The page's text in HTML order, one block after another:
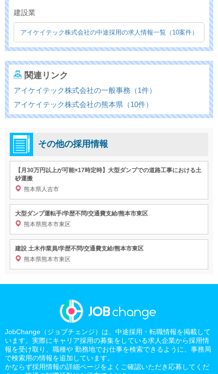
建設業
アイケイテック株式会社の中途採用の求人情報一覧（10案件）
関連リンク
アイケイテック株式会社の一般事務（1件）
アイケイテック株式会社の熊本県（10件）
その他の採用情報
【月30万円以上が可能×17時定時】大型ダンプでの道路工事における土
砂運搬
熊本県人吉市
大型ダンプ運転手/学歴不問/交通費支給/熊本市東区
熊本県熊本市東区
建設 土木作業員/学歴不問/交通費支給/熊本市東区
熊本県熊本市東区
JobChange（ジョブチェンジ）は、中途採用・転職情報を掲載して
います。実際にキャリア採用の募集をしている求人企業から採用情
報を受け取り、職種や 勤務地でお仕事を検索できるように、事務局
で検索用の情報を追加しています。
かならず採用情報の詳細ページをよくご確認いただき応募してくだ